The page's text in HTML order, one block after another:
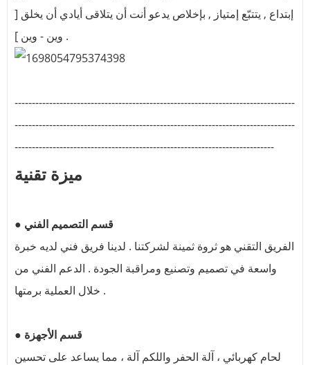
إبتداع , يتتبّع إمتياز , بإخلاص يدعو أنت أن يتلاقى أيادي أن يخلق [
وين - وين ] .
---------------------------------------------------------------------------------
---------------------------------------------------------------------------------
---------------------------------------------------------------------------
ميزة تقنية
● قسم التصميم الفني
الفريق التقني هو ثروة ثمينة لشركتنا . لدينا فريق فني لديه خبرة
واسعة في تصميم وتصنيع ومراقبة الجودة . الدعم الفني من
خلال العملية برمتها .
● قسم الأجهزة
لحام كهربائي ، آلة الحفر واللكم آلة ، مما يساعد على تحسين